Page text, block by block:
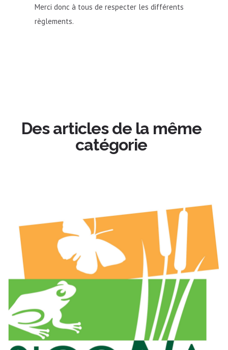
Merci donc à tous de respecter les différents
règlements.
Des articles de la même
catégorie